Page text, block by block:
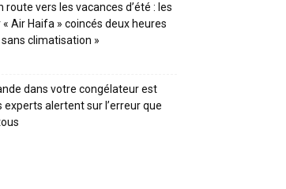
route vers les vacances d’été : les
Air Haifa » coincés deux heures
climatisation »
dans votre congélateur est
experts alertent sur l’erreur que